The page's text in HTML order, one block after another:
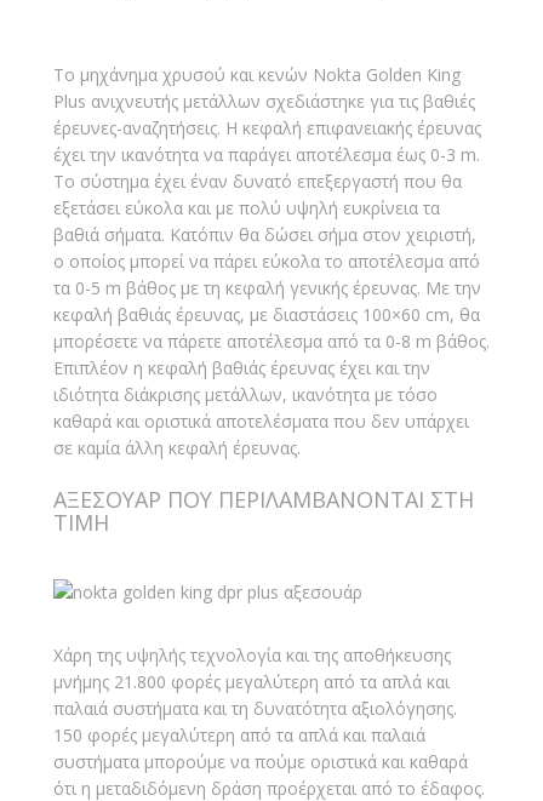
Το μηχάνημα χρυσού και κενών Nokta Golden King
Plus ανιχνευτής μετάλλων σχεδιάστηκε για τις βαθιές
έρευνες-αναζητήσεις. Η κεφαλή επιφανειακής έρευνας
έχει την ικανότητα να παράγει αποτέλεσμα έως 0-3 m.
Το σύστημα έχει έναν δυνατό επεξεργαστή που θα
εξετάσει εύκολα και με πολύ υψηλή ευκρίνεια τα
βαθιά σήματα. Κατόπιν θα δώσει σήμα στον χειριστή,
ο οποίος μπορεί να πάρει εύκολα το αποτέλεσμα από
τα 0-5 m βάθος με τη κεφαλή γενικής έρευνας. Με την
κεφαλή βαθιάς έρευνας, με διαστάσεις 100×60 cm, θα
μπορέσετε να πάρετε αποτέλεσμα από τα 0-8 m βάθος.
Επιπλέον η κεφαλή βαθιάς έρευνας έχει και την
ιδιότητα διάκρισης μετάλλων, ικανότητα με τόσο
καθαρά και οριστικά αποτελέσματα που δεν υπάρχει
σε καμία άλλη κεφαλή έρευνας.
ΑΞΕΣΟΥΑΡ ΠΟΥ ΠΕΡΙΛΑΜΒΑΝΟΝΤΑΙ ΣΤΗ
ΤΙΜΗ
Χάρη της υψηλής τεχνολογία και της αποθήκευσης
μνήμης 21.800 φορές μεγαλύτερη από τα απλά και
παλαιά συστήματα και τη δυνατότητα αξιολόγησης.
150 φορές μεγαλύτερη από τα απλά και παλαιά
συστήματα μπορούμε να πούμε οριστικά και καθαρά
ότι η μεταδιδόμενη δράση προέρχεται από το έδαφος.